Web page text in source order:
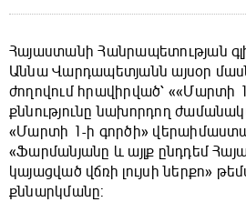
Հայաստանի Հանրապետության
Աննա Վարդապետյանն այսօր
ժողովում հրավիրված՝ ««Մարտի
քննությունը նախորդող
«Մարտի 1-ի գործի»
«Ֆարմանյանը և այլք ընդդեմ
կայացված վճռի լույսի ներքո»
քննարկմանը: